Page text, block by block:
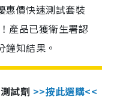
惠價快速測試套裝
產品已獲衛生署認
鐘知結果。
試劑 >>按此選購<<